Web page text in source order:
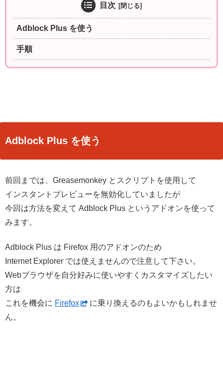
目次
Adblock Plus を使う
手順
Adblock Plus を使う
前回までは、Greasemonkey とスクリプトを使用して
インスタントプレビューを無効化していましたが
今回は方法を変えて Adblock Plus というアドオンを使って
みます。
Adblock Plus は Firefox 用のアドオンのため
Internet Explorer では使えませんので注意して下さい。
Webブラウザを自分好みに使いやすくカスタマイズしたい
方は
これを機会に Firefox
に乗り換えるのもよいかもしれませ
ん。